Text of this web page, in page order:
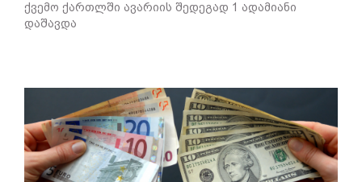
ქვემო ქართლში ავარიის შედეგად 1 ადამიანი
დაშავდა